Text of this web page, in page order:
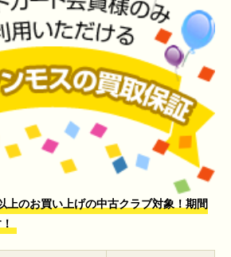
上のお買い上げの中古クラブ対象！期間